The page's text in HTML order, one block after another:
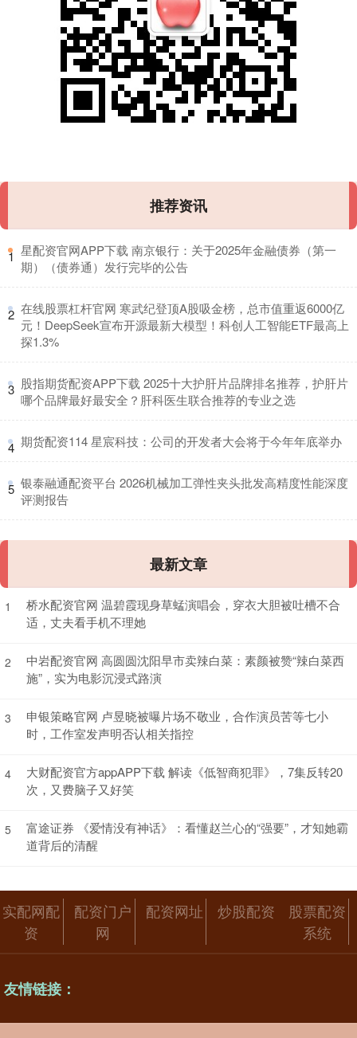
推荐资讯
1 ​星配资官网APP下载 南京银行：关于2025年金融债券（第一
期）（债券通）发行完毕的公告
2 ​在线股票杠杆官网 寒武纪登顶A股吸金榜，总市值重返6000亿
元！DeepSeek宣布开源最新大模型！科创人工智能ETF最高上
探1.3%
3 ​股指期货配资APP下载 2025十大护肝片品牌排名推荐，护肝片
哪个品牌最好最安全？肝科医生联合推荐的专业之选
4 ​期货配资114 星宸科技：公司的开发者大会将于今年年底举办
5 ​银泰融通配资平台 2026机械加工弹性夹头批发高精度性能深度
评测报告
最新文章
1
桥水配资官网 温碧霞现身草蜢演唱会，穿衣大胆被吐槽不合
适，丈夫看手机不理她
2
中岩配资官网 高圆圆沈阳早市卖辣白菜：素颜被赞“辣白菜西
施”，实为电影沉浸式路演
3
申银策略官网 卢昱晓被曝片场不敬业，合作演员苦等七小
时，工作室发声明否认相关指控
4
大财配资官方appAPP下载 解读《低智商犯罪》，7集反转20
次，又费脑子又好笑
5
富途证券 《爱情没有神话》：看懂赵兰心的“强要”，才知她霸
道背后的清醒
实配网配
资
配资门户
网
配资网址 炒股配资
股票配资
系统
友情链接：